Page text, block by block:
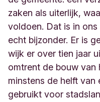
zaken als uiterlijk,
voldoen. Dat is in
echt bijzonder. Er is
wijk er over tien jaar
omtrent de bouw van
minstens de helft
gebruikt voor